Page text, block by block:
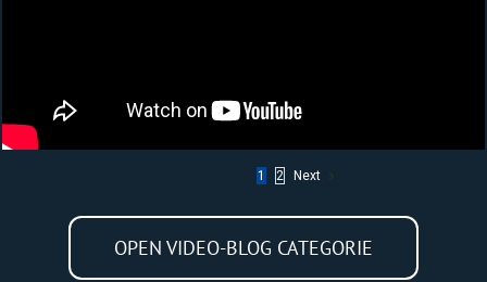
1 2 Next
OPEN VIDEO-BLOG CATEGORIE